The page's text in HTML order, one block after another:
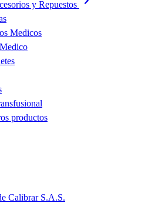
y Repuestos
Medicos
productos
Calibrar S.A.S.